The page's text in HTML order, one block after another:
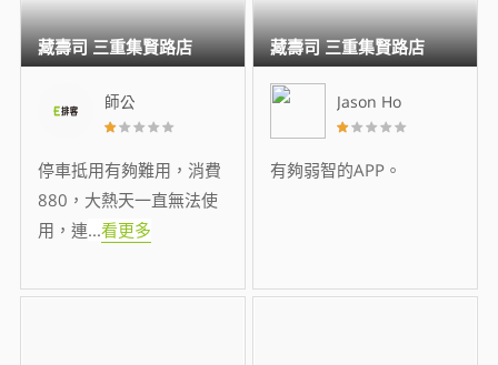
師公
停車抵用有夠難用，消費
880，大熱天一直無法使
用，連...看更多
藏壽司 三重集賢路店
Jason Ho
有夠弱智的APP。
藏壽司 三重集賢路店